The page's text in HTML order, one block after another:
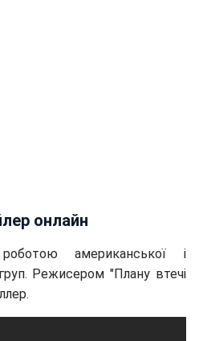
онлайн
американської і
Режисером "Плану втечі